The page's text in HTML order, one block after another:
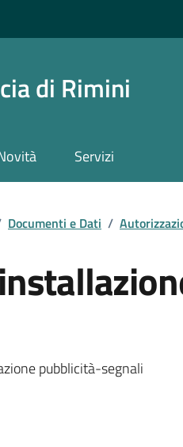
di Rimini
Servizi
Documenti e Dati /
pubblicità-segnali